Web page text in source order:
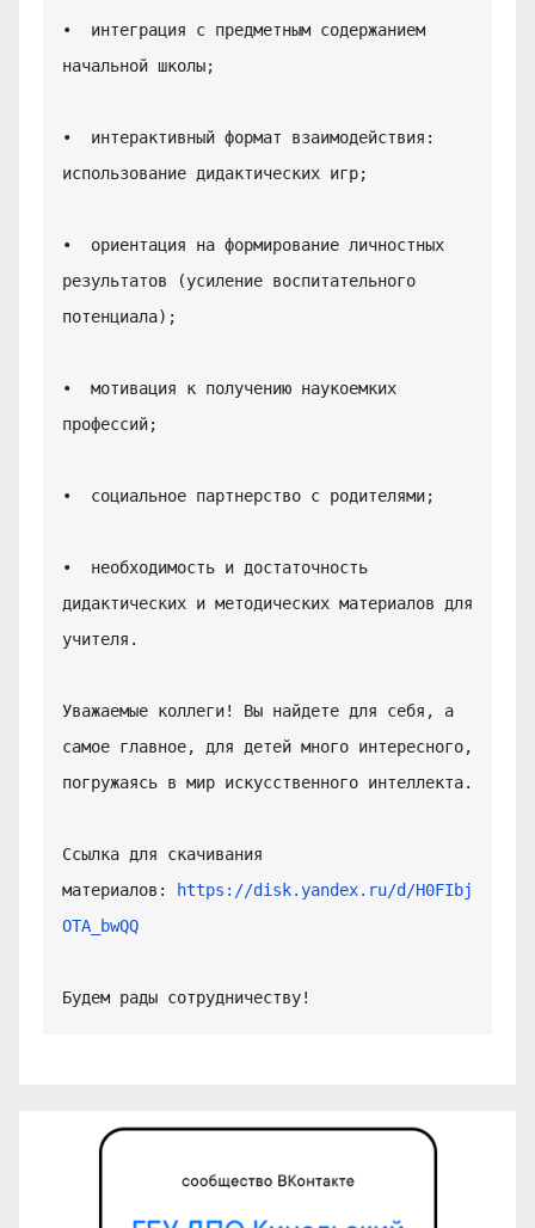
•  интеграция с предметным содержанием
начальной школы;
•  интерактивный формат взаимодействия:
использование дидактических игр;
•  ориентация на формирование личностных
результатов (усиление воспитательного
потенциала);
•  мотивация к получению наукоемких
профессий;
•  социальное партнерство с родителями;
•  необходимость и достаточность
дидактических и методических материалов для
учителя.
Уважаемые коллеги! Вы найдете для себя, а
самое главное, для детей много интересного,
погружаясь в мир искусственного интеллекта.
Ссылка для скачивания
материалов:
https://disk.yandex.ru/d/H0FIbj
OTA_bwQQ
Будем рады сотрудничеству!